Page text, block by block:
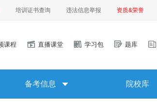
培训证书查询 违法信息举报 资质&荣誉
课程 直播课堂 学习包 题库
备考信息 院校库